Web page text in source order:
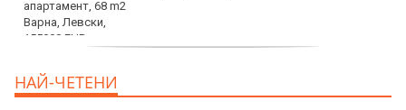
НАЙ-ЧЕТЕНИ